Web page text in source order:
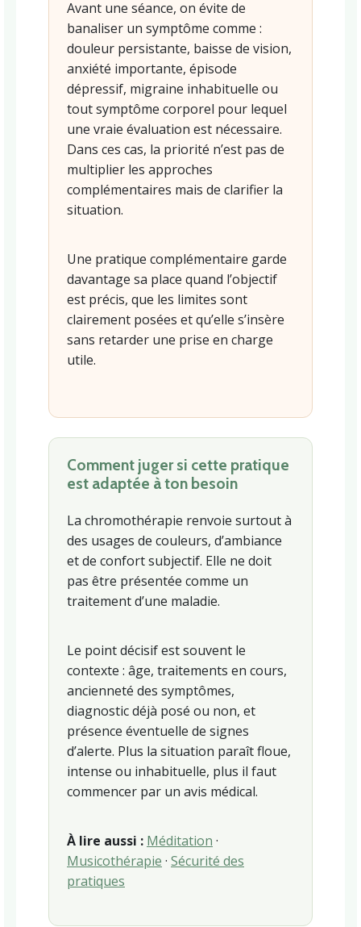
Avant une séance, on évite de
banaliser un symptôme comme :
douleur persistante, baisse de vision,
anxiété importante, épisode
dépressif, migraine inhabituelle ou
tout symptôme corporel pour lequel
une vraie évaluation est nécessaire.
Dans ces cas, la priorité n’est pas de
multiplier les approches
complémentaires mais de clarifier la
situation.
Une pratique complémentaire garde
davantage sa place quand l’objectif
est précis, que les limites sont
clairement posées et qu’elle s’insère
sans retarder une prise en charge
utile.
Comment juger si cette pratique
est adaptée à ton besoin
La chromothérapie renvoie surtout à
des usages de couleurs, d’ambiance
et de confort subjectif. Elle ne doit
pas être présentée comme un
traitement d’une maladie.
Le point décisif est souvent le
contexte : âge, traitements en cours,
ancienneté des symptômes,
diagnostic déjà posé ou non, et
présence éventuelle de signes
d’alerte. Plus la situation paraît floue,
intense ou inhabituelle, plus il faut
commencer par un avis médical.
À lire aussi : Méditation ·
Musicothérapie · Sécurité des
pratiques